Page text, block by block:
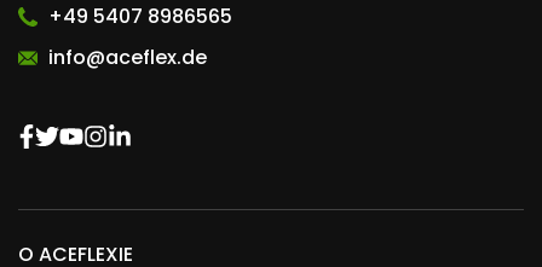
+49 5407 8986565
info@aceflex.de
O ACEFLEXIE